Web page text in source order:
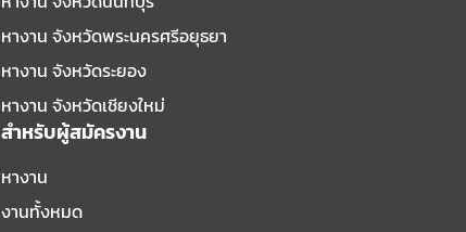
หางาน จังหวัดพระนครศรีอยุธยา
หางาน จังหวัดระยอง
หางาน จังหวัดเชียงใหม่
สำหรับผู้สมัครงาน
หางาน
งานทั้งหมด